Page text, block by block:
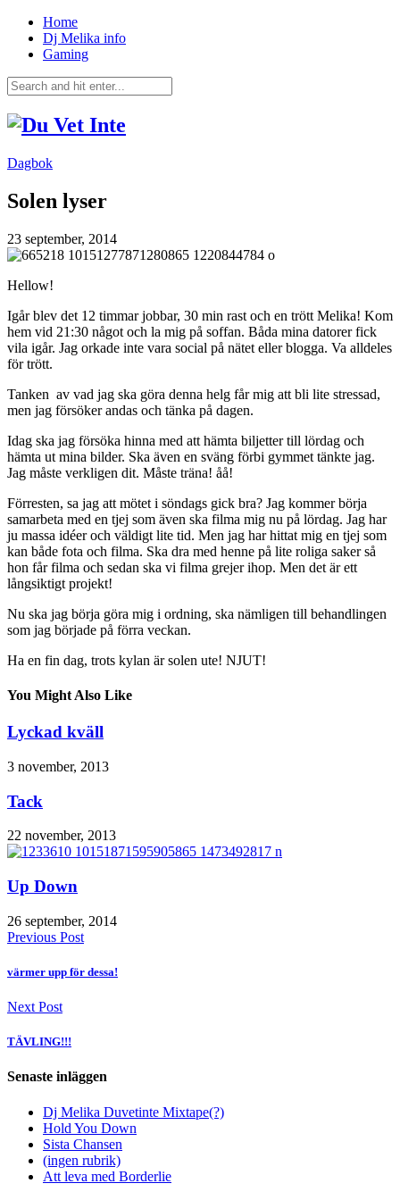
Home
Dj Melika info
Gaming
Dagbok
Solen lyser
23 september, 2014
Hellow!
Igår blev det 12 timmar jobbar, 30 min rast och en trött Melika! Kom
hem vid 21:30 något och la mig på soffan. Båda mina datorer fick
vila igår. Jag orkade inte vara social på nätet eller blogga. Va alldeles
för trött.
Tanken av vad jag ska göra denna helg får mig att bli lite stressad,
men jag försöker andas och tänka på dagen.
Idag ska jag försöka hinna med att hämta biljetter till lördag och
hämta ut mina bilder. Ska även en sväng förbi gymmet tänkte jag.
Jag måste verkligen dit. Måste träna! åå!
Förresten, sa jag att mötet i söndags gick bra? Jag kommer börja
samarbeta med en tjej som även ska filma mig nu på lördag. Jag har
ju massa idéer och väldigt lite tid. Men jag har hittat mig en tjej som
kan både fota och filma. Ska dra med henne på lite roliga saker så
hon får filma och sedan ska vi filma grejer ihop. Men det är ett
långsiktigt projekt!
Nu ska jag börja göra mig i ordning, ska nämligen till behandlingen
som jag började på förra veckan.
Ha en fin dag, trots kylan är solen ute! NJUT!
You Might Also Like
Lyckad kväll
3 november, 2013
Tack
22 november, 2013
Up Down
26 september, 2014
Previous Post
värmer upp för dessa!
Next Post
TÄVLING!!!
Senaste inläggen
Dj Melika Duvetinte Mixtape(?)
Hold You Down
Sista Chansen
(ingen rubrik)
Att leva med Borderlie